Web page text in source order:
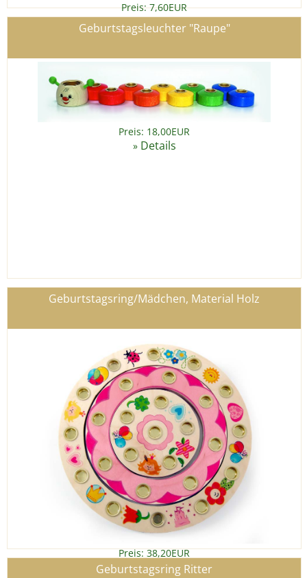
Preis: 7,60EUR
»Details
Geburtstagsleuchter "Raupe"
Preis: 18,00EUR
» Details
Geburtstagsring/Mädchen, Material Holz
Preis: 38,20EUR
»Details
Geburtstagsring Ritter